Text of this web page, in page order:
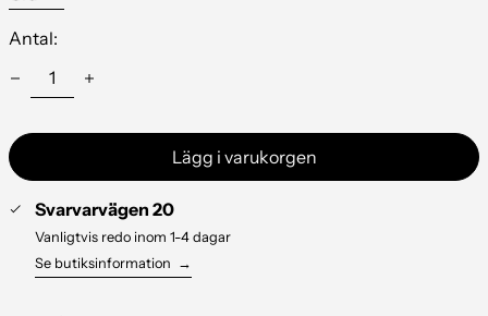
Antal:
Lägg i varukorgen
Svarvarvägen 20
Vanligtvis redo inom 1-4 dagar
Se butiksinformation →